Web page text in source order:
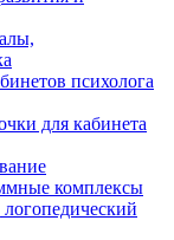
психолога
для кабинета
комплексы